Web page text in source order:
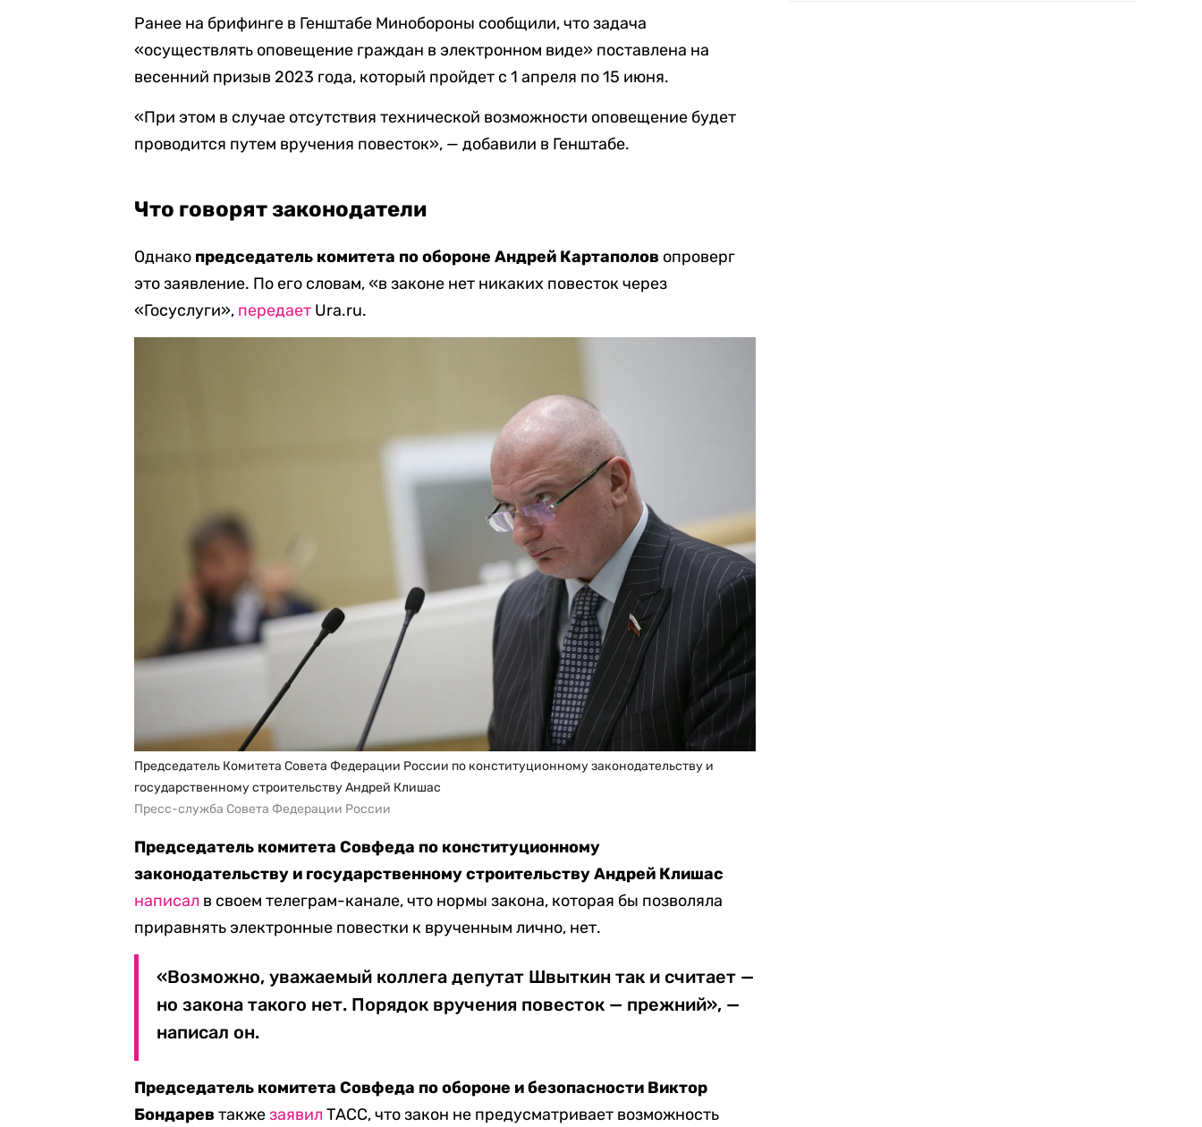
Ранее на брифинге в Генштабе Минобороны сообщили, что задача
«осуществлять оповещение граждан в электронном виде» поставлена на
весенний призыв 2023 года, который пройдет с 1 апреля по 15 июня.
«При этом в случае отсутствия технической возможности оповещение будет
проводится путем вручения повесток», — добавили в Генштабе.
Что говорят законодатели
Однако председатель комитета по обороне Андрей Картаполов опроверг
это заявление. По его словам, «в законе нет никаких повесток через
«Госуслуги», передает Ura.ru.
Председатель Комитета Совета Федерации России по конституционному законодательству и
государственному строительству Андрей Клишас
Пресс-служба Совета Федерации России
Председатель комитета Совфеда по конституционному
законодательству и государственному строительству Андрей Клишас
написал в своем телеграм-канале, что нормы закона, которая бы позволяла
приравнять электронные повестки к врученным лично, нет.
«Возможно, уважаемый коллега депутат Швыткин так и считает —
но закона такого нет. Порядок вручения повесток — прежний», —
написал он.
Председатель комитета Совфеда по обороне и безопасности Виктор
Бондарев такжезаявил ТАСС, что закон не предусматривает возможность